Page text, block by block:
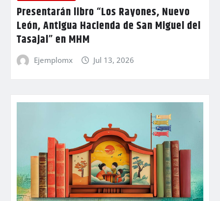
Presentarán libro “Los Rayones, Nuevo
León, Antigua Hacienda de San Miguel del
Tasajal” en MHM
Ejemplomx Jul 13, 2026